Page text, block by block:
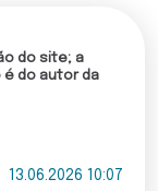
do site; a
do autor da
13.06.2026 10:07